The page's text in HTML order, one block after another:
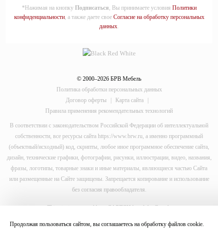
*Нажимая на кнопку Подписаться, Вы принимаете условия Политики
конфиденциальности, а также даете свое Согласие на обработку персональных
данных.
© 2000–2026 БРВ Мебель
Политика обработки персональных данных
Договор оферты
Карта сайта
Правила применения рекомендательных технологий
В соответствии с законодательством Российской Федерации об интеллектуальной
собственности, все ресурсы сайта https://www.brw.ru, а именно программный
(объектный/исходный) код, скрипты, любое иное программное обеспечение сайта,
дизайн, технические графики, фотографии, рисунки, иллюстрации, видео, названия,
фразы, логотипы, товарные знаки и иные материалы, являющиеся частью Сайта
или размещенные на Сайте защищены. Запрещается копирование и использование
без согласия правообладателя.
This site is protected by reCAPTCHA and the Google
Продолжая пользоваться сайтом, вы соглашаетесь на обработку файлов cookie.